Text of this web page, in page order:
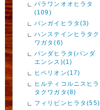
パラワンオオヒラタ
(109)
バンガイヒラタ(3)
ハンステインヒラタク
ワガタ(6)
バンダヒラタ(バンダ
エンシス)(1)
ヒペリオン(17)
ヒルティコルニスヒラ
タクワガタ(8)
フィリピンヒラタ(55)